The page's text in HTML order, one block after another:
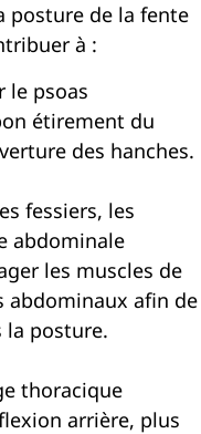
posture de la fente
à :
le psoas
étirement du
des hanches.
fessiers, les
abdominale
les muscles de
abdominaux afin de
la posture.
thoracique
arrière, plus